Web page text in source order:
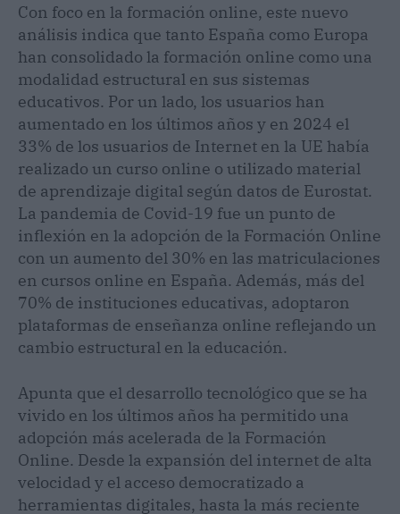
Con foco en la formación online, este nuevo
análisis indica que tanto España como Europa
han consolidado la formación online como una
modalidad estructural en sus sistemas
educativos. Por un lado, los usuarios han
aumentado en los últimos años y en 2024 el
33% de los usuarios de Internet en la UE había
realizado un curso online o utilizado material
de aprendizaje digital según datos de Eurostat.
La pandemia de Covid-19 fue un punto de
inflexión en la adopción de la Formación Online
con un aumento del 30% en las matriculaciones
en cursos online en España. Además, más del
70% de instituciones educativas, adoptaron
plataformas de enseñanza online reflejando un
cambio estructural en la educación.
Apunta que el desarrollo tecnológico que se ha
vivido en los últimos años ha permitido una
adopción más acelerada de la Formación
Online. Desde la expansión del internet de alta
velocidad y el acceso democratizado a
herramientas digitales, hasta la más reciente